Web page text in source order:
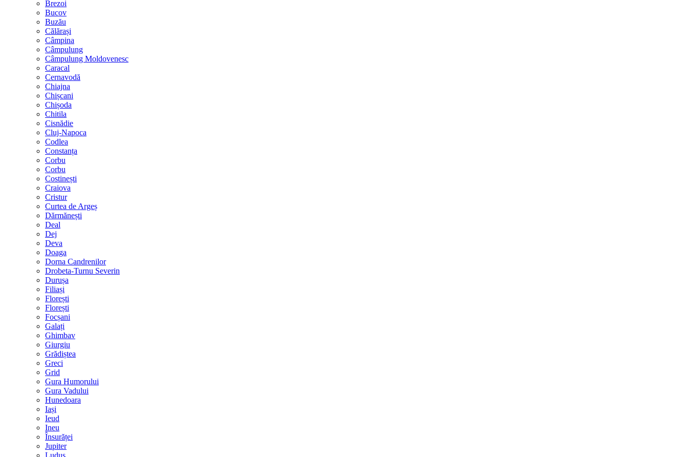
Brezoi
Bucov
Buzău
Călărași
Câmpina
Câmpulung
Câmpulung Moldovenesc
Caracal
Cernavodă
Chiajna
Chișcani
Chișoda
Chitila
Cisnădie
Cluj-Napoca
Codlea
Constanța
Corbu
Corbu
Costinești
Craiova
Cristur
Curtea de Argeș
Dărmănești
Deal
Dej
Deva
Doaga
Dorna Candrenilor
Drobeta-Turnu Severin
Durușa
Filiași
Florești
Florești
Focșani
Galați
Ghimbav
Giurgiu
Grădiștea
Greci
Grid
Gura Humorului
Gura Vadului
Hunedoara
Iași
Ieud
Ineu
Însurăței
Jupiter
Luduș